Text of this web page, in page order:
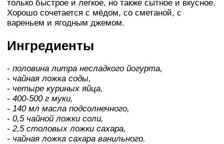
только быстрое и легкое, но также сытное и вкусное.
Хорошо сочетается с мёдом, со сметаной, с
вареньем и ягодным джемом.
Ингредиенты
- половина литра несладкого йогурта,
- чайная ложка соды,
- четыре куриных яйца,
- 400-500 г муки,
- 140 мл масла подсолнечного,
- 0,5 чайной ложки соли,
- 2,5 столовых ложки сахара,
- чайная ложка сахара ванильного.